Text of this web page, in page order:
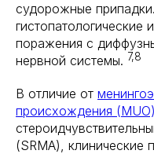
судорожные
гистопатологические
поражения с
нервной системы. 7,8
В отличие от
происхождения (MUO)
(SRMA), клинические